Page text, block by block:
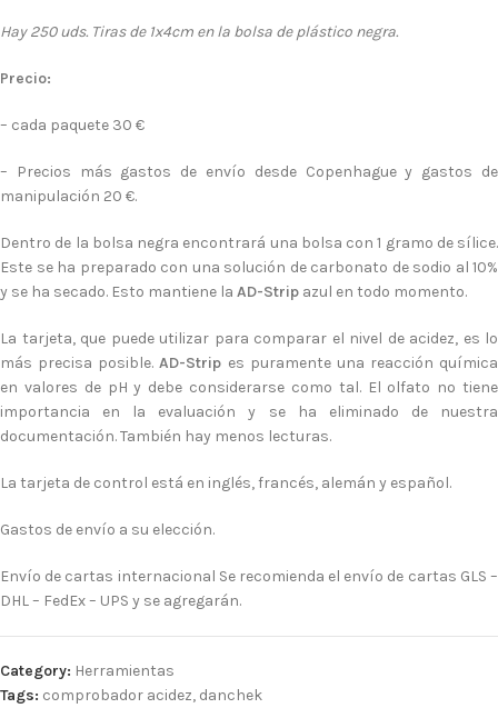
Hay 250 uds. Tiras de 1x4cm en la bolsa de plástico negra.
Precio:
– cada paquete 30 €
– Precios más gastos de envío desde Copenhague y gastos de
manipulación 20 €.
Dentro de la bolsa negra encontrará una bolsa con 1 gramo de sílice.
Este se ha preparado con una solución de carbonato de sodio al 10%
y se ha secado. Esto mantiene la AD-Strip azul en todo momento.
La tarjeta, que puede utilizar para comparar el nivel de acidez, es lo
más precisa posible.AD-Strip es puramente una reacción química
en valores de pH y debe considerarse como tal. El olfato no tiene
importancia en la evaluación y se ha eliminado de nuestra
documentación. También hay menos lecturas.
La tarjeta de control está en inglés, francés, alemán y español.
Gastos de envío a su elección.
Envío de cartas internacional Se recomienda el envío de cartas GLS –
DHL – FedEx – UPS y se agregarán.
Category: Herramientas
Tags: comprobador acidez, danchek